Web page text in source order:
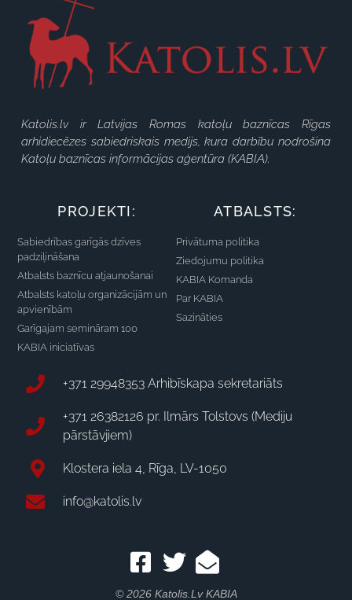
Katolis.lv ir Latvijas Romas katoļu baznīcas Rīgas
arhidiecēzes sabiedriskais medijs, kura darbību nodrošina
Katoļu baznīcas informācijas aģentūra (KABIA).
PROJEKTI:
Sabiedrības garīgās dzīves
padziļināšana
Atbalsts baznīcu atjaunošanai
Atbalsts katoļu organizācijām un
apvienībām
Garīgajam semināram 100
KABIA iniciatīvas
ATBALSTS:
Privātuma politika
Ziedojumu politika
KABIA Komanda
Par KABIA
Sazināties
+371 29948353 Arhibīskapa sekretariāts
+371 26382126 pr. Ilmārs Tolstovs (Mediju
pārstāvjiem)
Klostera iela 4, Rīga, LV-1050
info@katolis.lv
© 2026 Katolis.lv KABIA